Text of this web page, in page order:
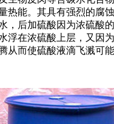
热能。其具有强烈的腐
，后加硫酸因为浓硫酸
浮在浓硫酸上层，又因
从而使硫酸液滴飞溅可能